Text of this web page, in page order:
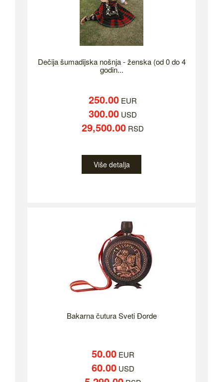
Dečija šumadijska nošnja - ženska (od 0 do 4
godin...
250.00 EUR
300.00 USD
29,500.00 RSD
Više detalja
Bakarna čutura Sveti Đorde
50.00EUR
60.00USD